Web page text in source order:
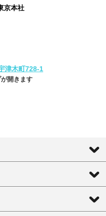
京本社
津木町728-1
開きます